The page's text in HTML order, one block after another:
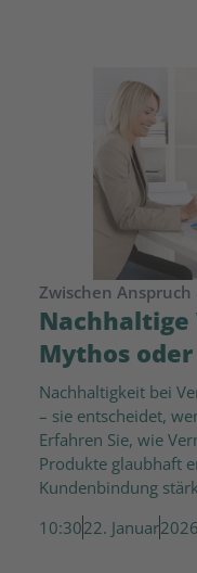
Zwischen
Nachhaltige
Mythos
Nachhaltigkeit bei
– sie entscheidet,
Erfahren Sie, wie
Produkte glaubhaft
Kundenbindung
10:3022. Januar2026